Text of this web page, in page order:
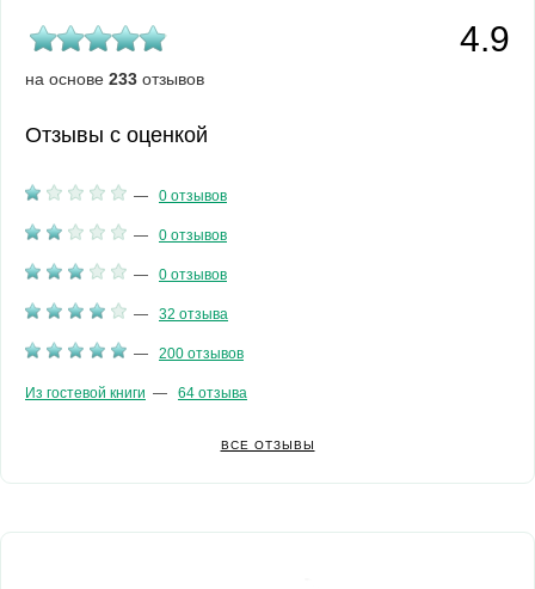
4.9
на основе 233 отзывов
Отзывы с оценкой
— 0 отзывов
— 0 отзывов
— 0 отзывов
— 32 отзыва
— 200 отзывов
Из гостевой книги — 64 отзыва
ВСЕ ОТЗЫВЫ